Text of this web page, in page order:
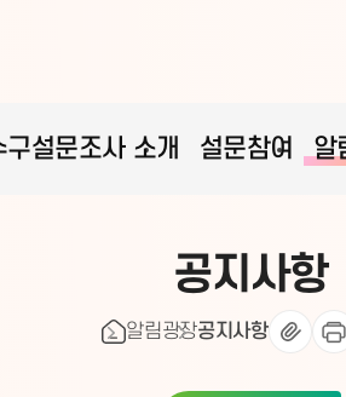
구설문조사 소개 설문참여 알
공지사항
알림광장공지사항